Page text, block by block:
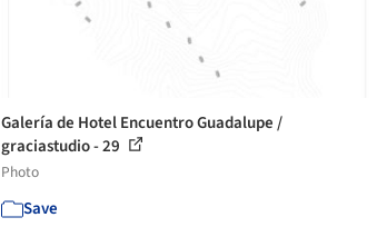
Galería de Hotel Encuentro Guadalupe /
graciastudio - 29
Photo
Save